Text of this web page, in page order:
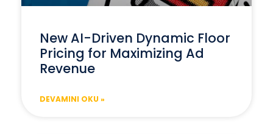
New AI-Driven Dynamic Floor
Pricing for Maximizing Ad
Revenue
DEVAMINI OKU »